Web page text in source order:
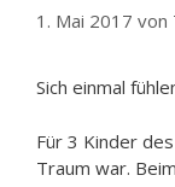
1. Mai 2017 von
Sich einmal
Für 3 Kinder
Traum war.